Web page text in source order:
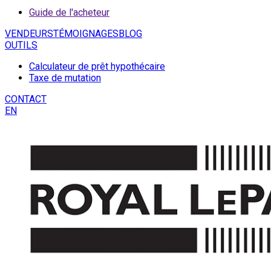
Guide de l'acheteur
VENDEURSTÉMOIGNAGESBLOG
OUTILS
Calculateur de prêt hypothécaire
Taxe de mutation
CONTACT
EN